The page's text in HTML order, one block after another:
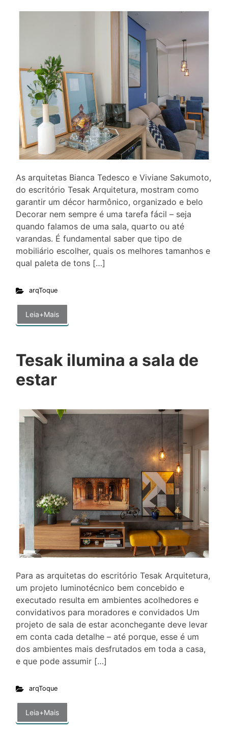
As arquitetas Bianca Tedesco e Viviane Sakumoto,
do escritório Tesak Arquitetura, mostram como
garantir um décor harmônico, organizado e belo
Decorar nem sempre é uma tarefa fácil – seja
quando falamos de uma sala, quarto ou até
varandas. É fundamental saber que tipo de
mobiliário escolher, quais os melhores tamanhos e
qual paleta de tons […]
arqToque
Leia+Mais
Tesak ilumina a sala de
estar
Para as arquitetas do escritório Tesak Arquitetura,
um projeto luminotécnico bem concebido e
executado resulta em ambientes acolhedores e
convidativos para moradores e convidados Um
projeto de sala de estar aconchegante deve levar
em conta cada detalhe – até porque, esse é um
dos ambientes mais desfrutados em toda a casa,
e que pode assumir […]
arqToque
Leia+Mais